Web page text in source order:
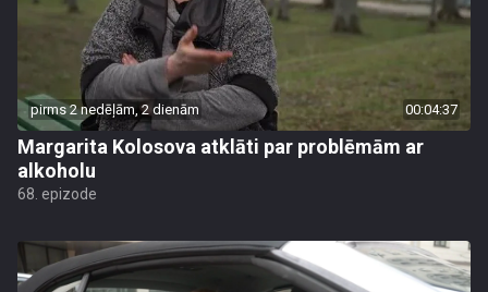
pirms 2 nedēļām, 2 dienām 00:04:37
Margarita Kolosova atklāti par problēmām ar
alkoholu
68. epizode